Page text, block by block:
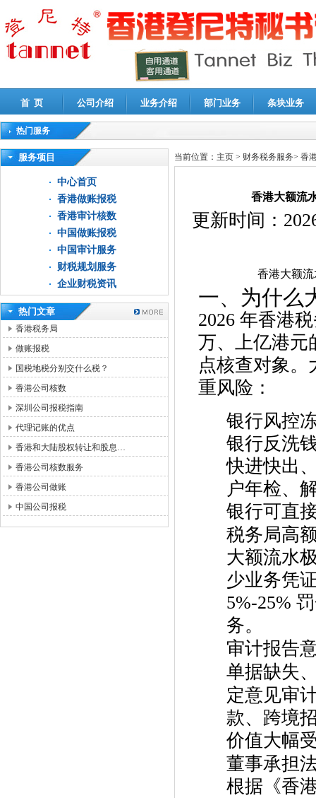
首 页 公司介绍 业务介绍 部门业务 条块业务
热门服务
高新技术企业认定审计|企业所得税汇算清缴申报鉴证
服务项目
中心首页
香港做账报税
香港审计核数
中国做账报税
中国审计服务
财税规划服务
企业财税资讯
热门文章
香港税务局
做账报税
国税地税分别交什么税？
香港公司核数
深圳公司报税指南
代理记账的优点
香港和大陆股权转让和股息…
香港公司核数服务
香港公司做账
中国公司报税
当前位置： 主页 > 财务税务服务> 香
香港大额流
更新时间：
香港大额
一、为什么
2026 年香港
万、上亿港元
点核查对象。
重风险：
银行风控
银行反洗
快进快出
户年检、
银行可直
税务局高
大额流水
少业务凭
5%-25%
务。
审计报告
单据缺失
定意见审
款、跨境
价值大幅
董事承担
根据《香